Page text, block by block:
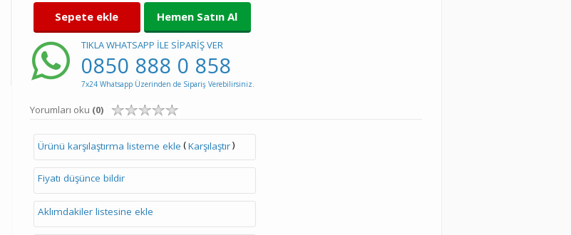
Sepete ekle Hemen Satın Al
TIKLA WHATSAPP İLE SİPARİŞ VER
0850 888 0 858
7x24 Whatsapp Üzerinden de Sipariş Verebilirsiniz.
Yorumları oku (0)
Ürünü karşılaştırma listeme ekle (Karşılaştır)
Fiyatı düşünce bildir
Aklımdakiler listesine ekle